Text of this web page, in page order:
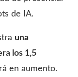
de IA.
una
los 1,5
en aumento.